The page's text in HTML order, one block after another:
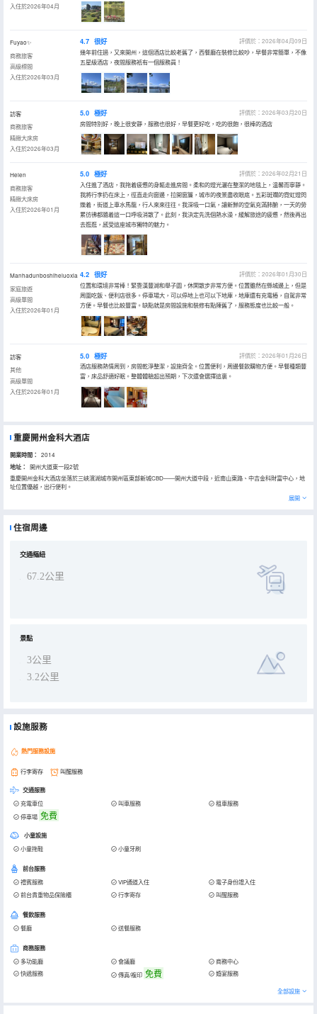
入住於2026年04月
Fuyao✨
商務旅客
高級標間
入住於2026年03月
4.7 很好
評價於：2026年04月09日
幾年前住過，又來開州，這個酒店比較老舊了，西餐廳在裝修比較吵，早餐非常簡單，不像
五星級酒店，夜間服務衹有一個服務員！
訪客
商務旅客
精緻大床房
入住於2026年03月
5.0 極好
評價於：2026年03月20日
房間特別好，晚上很安靜，服務也很好，早餐更好吃，吃的很飽，很棒的酒店
Helen
商務旅客
精緻大床房
入住於2026年01月
5.0 極好
評價於：2026年02月21日
入住進了酒店，我拖着疲憊的身軀走進房間。柔和的燈光灑在整潔的地毯上，温馨而寧靜。
我將行李扔在床上，徑直走向窗邊，拉開窗簾，城市的夜景盡收眼底。五彩斑斕的霓虹燈閃
爍着，街道上車水馬龍，行人來來往往。我深吸一口氣，讓新鮮的空氣充滿肺腑，一天的勞
累彷彿都隨着這一口呼吸消散了。此刻，我決定先洗個熱水澡，緩解旅途的疲憊，然後再出
去逛逛，感受這座城市獨特的魅力。
Manhadunboshiheluoxia
家庭旅遊
高級單間
入住於2026年01月
4.2 很好
評價於：2026年01月30日
位置和環境非常棒！緊靠漢豐湖和舉子園，休閑散步非常方便。位置雖然在縣城邊上，但是
周圍吃飯、便利店很多。停車場大，可以停地上也可以下地庫，地庫還有充電樁，自駕非常
方便。早餐也比較豐富。缺點就是房間設施和裝修有點陳舊了，服務態度也比較一般。
訪客
其他
高級單間
入住於2026年01月
5.0 極好
評價於：2026年01月26日
酒店服務熱情周到，房間乾淨整潔，設施齊全。位置便利，周邊餐飲購物方便。早餐種類豐
富，床品舒適好眠。整體體驗超出預期，下次還會選擇這裏。
重慶開州金科大酒店
開業時間： 2014
地址：
開州大道東一段2號
重慶開州金科大酒店坐落於三峽濱湖城市開州區東部新城CBD——開州大道中段，近南山東路、中吉金科財富中心，地
址位置優越，出行便利。
酒店總建築面積5.6萬平方米，集住宿、餐飲、會務、休閒和娛樂為一體的大型園林酒店，卓爾不羣的品質，是您商務、
套會議室；還設有美輪美奐的璇宮西餐廳，流光溢彩的廊橋吧，靜謐典雅的行政酒廊，休閒愜意的紫園茶坊。
展開
住宿周邊
交通樞紐
67.2公里
景點
3公里
3.2公里
設施服務
熱門服務設施
行李寄存 叫醒服務
交通服務
充電車位 叫車服務
租車服務
停車場 免費
小童設施
小童拖鞋 小童牙刷
前台服務
禮賓服務 VIP通道入住
電子身份證入住
前台貴重物品保險櫃
行李寄存 叫醒服務
餐飲服務
餐廳 送餐服務
商務服務
多功能廳 會議廳
商務中心
快遞服務
傳真/複印 免費 婚宴服務
全部設施